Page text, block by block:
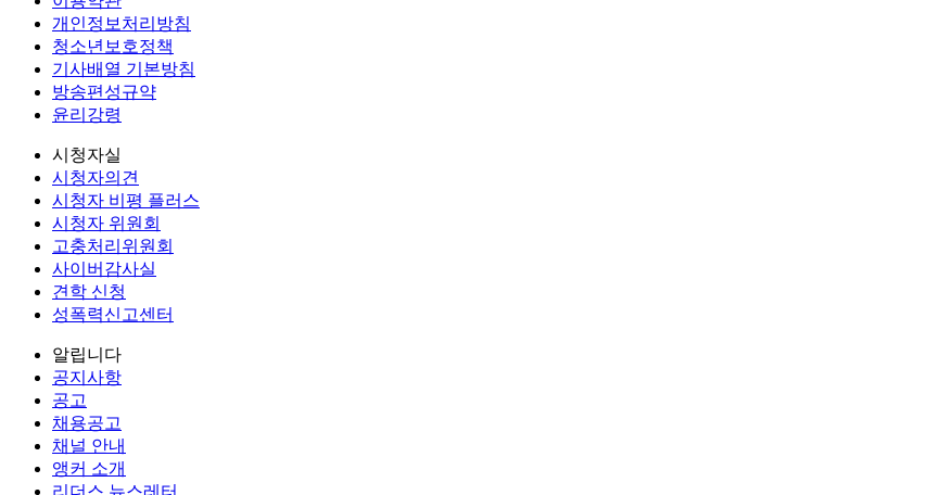
개인정보처리방침
청소년보호정책
기사배열 기본방침
방송편성규약
윤리강령
시청자실
시청자의견
시청자 비평 플러스
시청자 위원회
고충처리위원회
사이버감사실
견학 신청
성폭력신고센터
알립니다
공지사항
공고
채용공고
채널 안내
앵커 소개